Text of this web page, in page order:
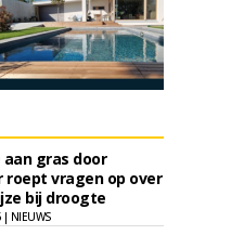
aan gras door
roept vragen op over
bij droogte
| NIEUWS